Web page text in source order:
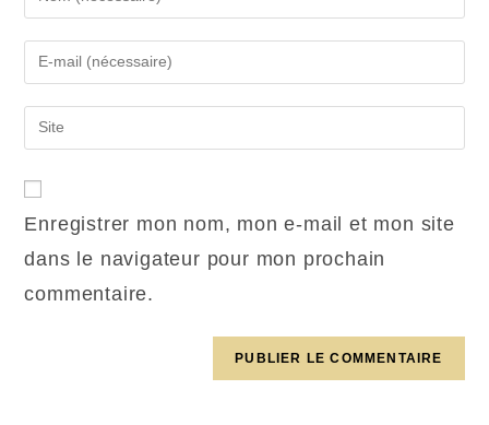
Enregistrer mon nom, mon e-mail et mon site
dans le navigateur pour mon prochain
commentaire.